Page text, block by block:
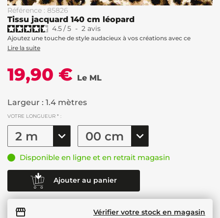
Référence : 85826
Tissu jacquard 140 cm léopard
4.5/5 - 2 avis
Ajoutez une touche de style audacieux à vos créations avec ce
Lire la suite
19,90 € Le ML
Largeur : 1.4 mètres
VOTRE LONGUEUR * :
Disponible en ligne et en retrait magasin
Ajouter au panier
Vérifier votre stock en magasin